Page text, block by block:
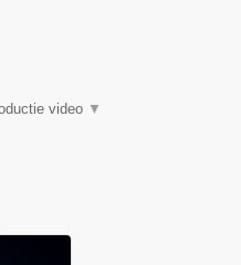
video ▼